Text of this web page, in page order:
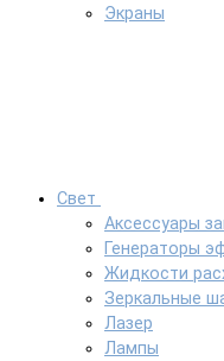
Экраны
Свет
Аксессуары
Генераторы
Жидкости
Зеркальные
Лазер
Лампы